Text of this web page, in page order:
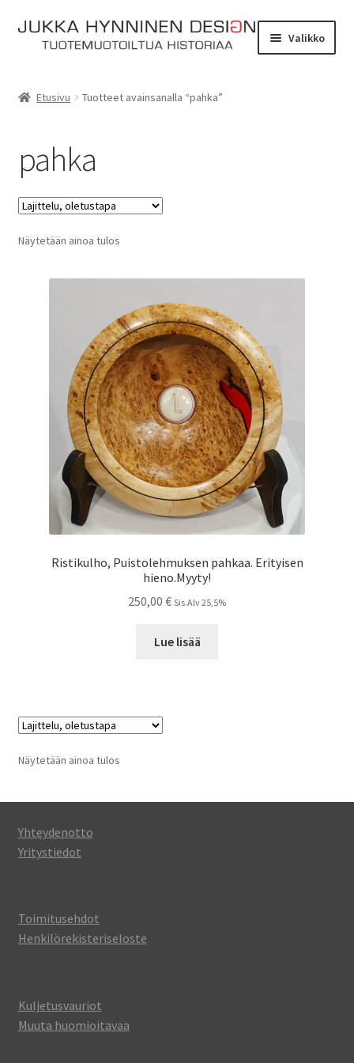
Siirry
navigointiin
Siirry
sisältöön
Valikko
Yhteydenotto
Myymälä
Verkkokauppa
Etusivu Tuotteet avainsanalla “pahka”
pahka
Näytetään ainoa tulos
Ristikulho, Puistolehmuksen pahkaa. Erityisen
hieno.Myyty!
250,00 € Sis.Alv 25,5%
Lue lisää
Näytetään ainoa tulos
Yhteydenotto
Yritystiedot
Toimitusehdot
Henkilörekisteriseloste
Kuljetusvauriot
Muuta huomioitavaa